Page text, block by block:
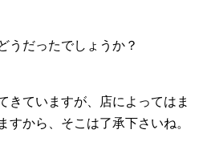
うだったでしょうか？
きていますが、店によってはま
すから、そこは了承下さいね。